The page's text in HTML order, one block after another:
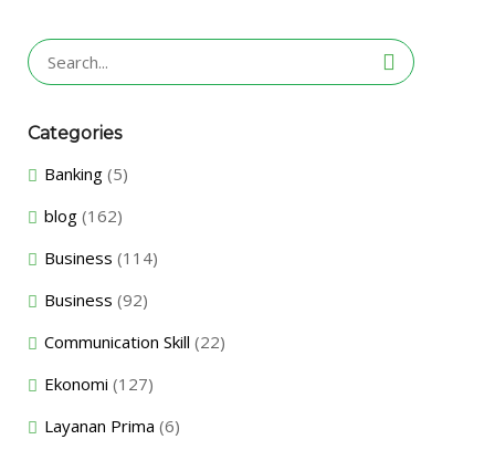
Search
for:
Categories
Banking (5)
blog (162)
Business (114)
Business (92)
Communication Skill (22)
Ekonomi (127)
Layanan Prima (6)